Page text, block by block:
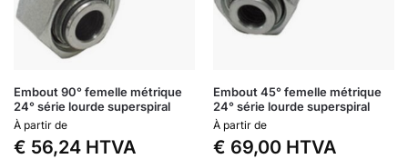
Embout 90° femelle métrique
24° série lourde superspiral
À partir de
€ 56,24 HTVA
Embout 45° femelle métrique
24° série lourde superspiral
À partir de
€ 69,00 HTVA